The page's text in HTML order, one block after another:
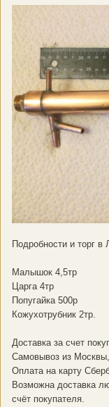
Подробности и торг в
Малышок 4,5тр
Царга 4тр
Попугайка 500р
Кожухотрубник 2тр.
Доставка за счет
Самовывоз из
Оплата на карту
Возможна доставка
счёт покупателя.